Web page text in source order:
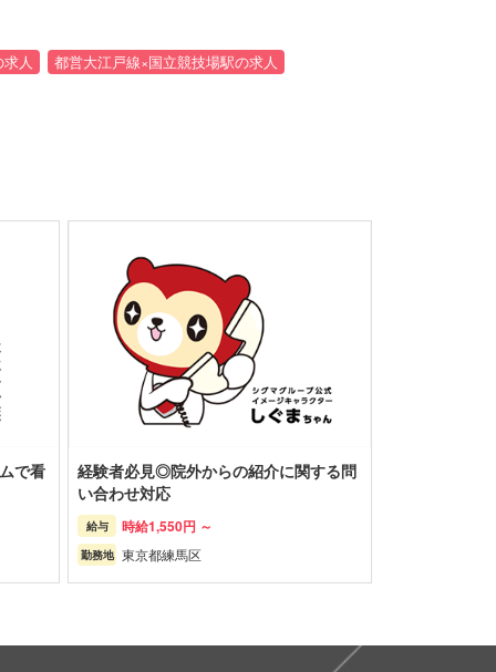
人 都営大江戸線×国立競技場駅の求人
で看
経験者必見◎院外からの紹介に関する問
い合わせ対応
給与 時給1,550円 ～
勤務地 東京都練馬区